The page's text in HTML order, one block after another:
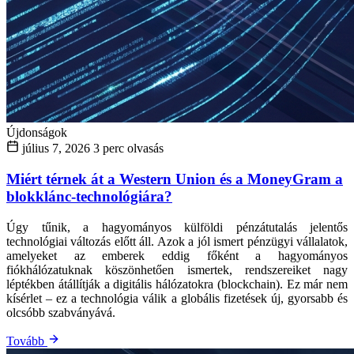
Újdonságok
július 7, 2026 3 perc olvasás
Miért térnek át a Western Union és a MoneyGram a
blokklánc-technológiára?
Úgy tűnik, a hagyományos külföldi pénzátutalás jelentős
technológiai változás előtt áll. Azok a jól ismert pénzügyi vállalatok,
amelyeket az emberek eddig főként a hagyományos
fiókhálózatuknak köszönhetően ismertek, rendszereiket nagy
léptékben átállítják a digitális hálózatokra (blockchain). Ez már nem
kísérlet – ez a technológia válik a globális fizetések új, gyorsabb és
olcsóbb szabványává.
Tovább